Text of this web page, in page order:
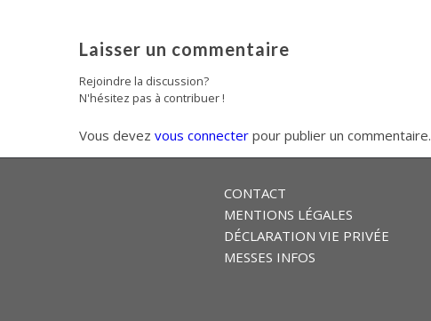
Laisser un commentaire
Rejoindre la discussion?
N'hésitez pas à contribuer !
Vous devez vous connecter pour publier un commentaire.
CONTACT
MENTIONS LÉGALES
DÉCLARATION VIE PRIVÉE
MESSES INFOS